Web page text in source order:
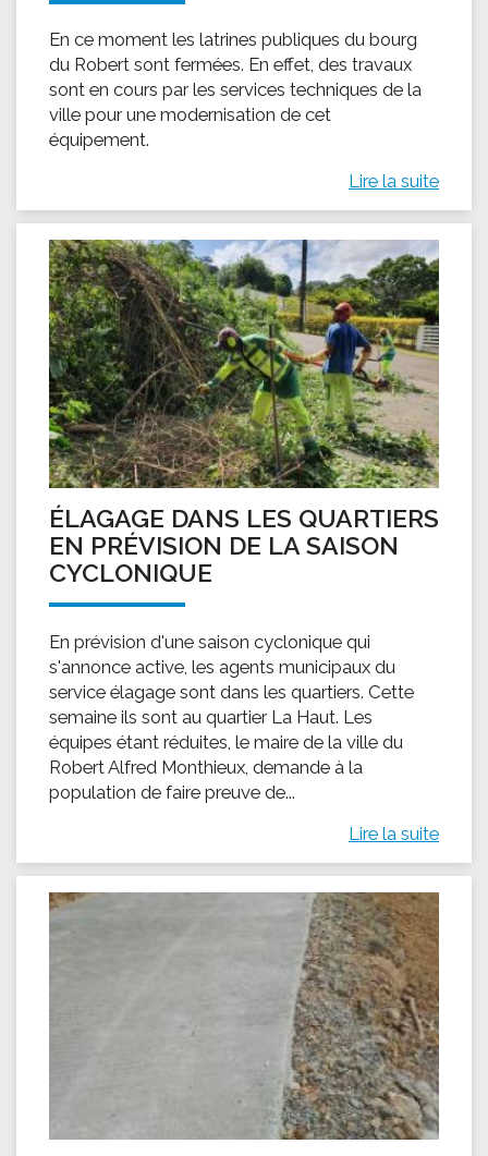
En ce moment les latrines publiques du bourg
du Robert sont fermées. En effet, des travaux
sont en cours par les services techniques de la
ville pour une modernisation de cet
équipement.
Lire la suite
ÉLAGAGE DANS LES QUARTIERS
EN PRÉVISION DE LA SAISON
CYCLONIQUE
En prévision d'une saison cyclonique qui
s'annonce active, les agents municipaux du
service élagage sont dans les quartiers. Cette
semaine ils sont au quartier La Haut. Les
équipes étant réduites, le maire de la ville du
Robert Alfred Monthieux, demande à la
population de faire preuve de...
Lire la suite